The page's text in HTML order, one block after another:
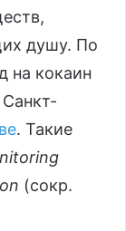
душу. По
на кокаин
. Такие
(сокр.